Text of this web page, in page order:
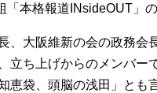
「本格報道INsideOUT」の
、大阪維新の会の政務会
立ち上げからのメンバー
恵袋、頭脳の浅田」とも